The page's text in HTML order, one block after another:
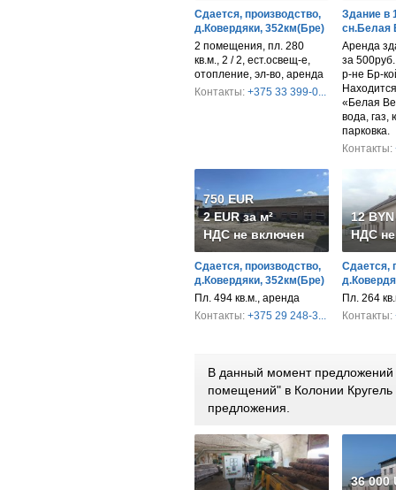
Сдается, производство,
д.Ковердяки, 352км(Бре)
2 помещения, пл. 280
кв.м., 2 / 2, ест.освещ-е,
отопление, эл-во, аренда
Контакты: +375 33 399-0...
Здание в
сн.Белая
Аренда
за
р-не Бр-
«Белая
вода, газ,
парковка.
Контакты:
750 EUR
2 EUR за м²
НДС не включен
Сдается, производство,
д.Ковердяки, 352км(Бре)
Пл. 494 кв.м., аренда
Контакты: +375 29 248-3...
12 BYN
НДС
Сдается,
Пл. 264
Контакты:
В данный момент предложений
помещений" в Колонии
предложения.
36 000